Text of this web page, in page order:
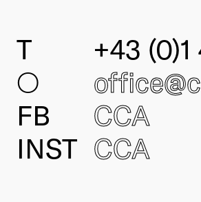
T
+43 (0)1
○
FB
CCA
INST CCA